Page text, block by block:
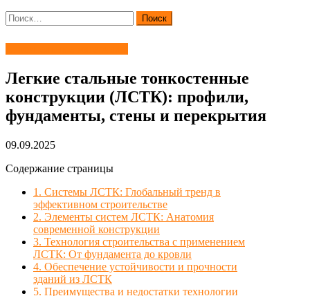
Найти:
Легкие стальные тонкостенные
конструкции (ЛСТК): профили,
фундаменты, стены и перекрытия
09.09.2025
Содержание страницы
1. Системы ЛСТК: Глобальный тренд в
эффективном строительстве
2. Элементы систем ЛСТК: Анатомия
современной конструкции
3. Технология строительства с применением
ЛСТК: От фундамента до кровли
4. Обеспечение устойчивости и прочности
зданий из ЛСТК
5. Преимущества и недостатки технологии